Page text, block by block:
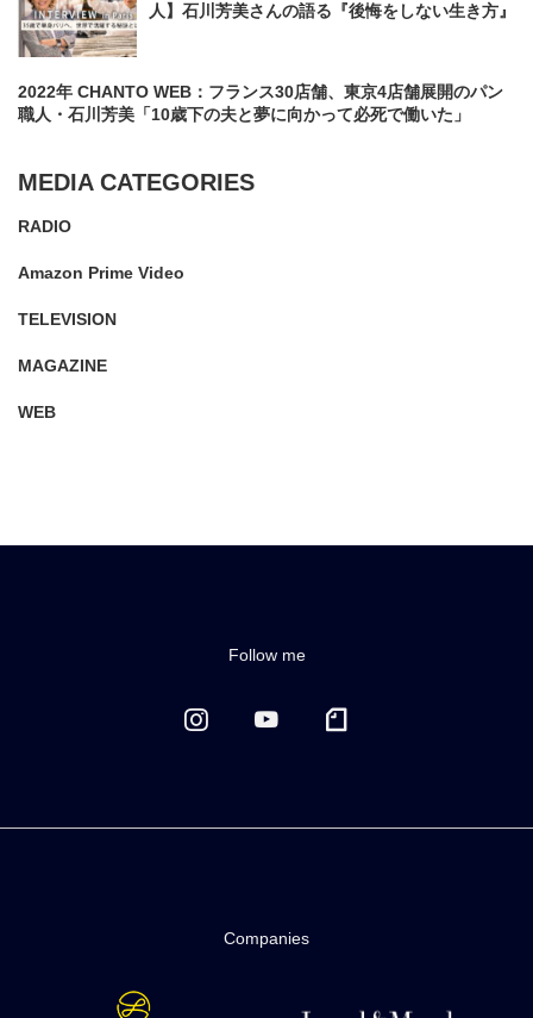
人】石川芳美さんの語る『後悔をしない生き方』
2022年 CHANTO WEB：フランス30店舗、東京4店舗展開のパン
職人・石川芳美「10歳下の夫と夢に向かって必死で働いた」
MEDIA CATEGORIES
RADIO
Amazon Prime Video
TELEVISION
MAGAZINE
WEB
Follow me
Companies